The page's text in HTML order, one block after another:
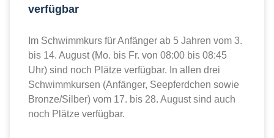
verfügbar
Im Schwimmkurs für Anfänger ab 5 Jahren vom 3.
bis 14. August (Mo. bis Fr. von 08:00 bis 08:45
Uhr) sind noch Plätze verfügbar. In allen drei
Schwimmkursen (Anfänger, Seepferdchen sowie
Bronze/Silber) vom 17. bis 28. August sind auch
noch Plätze verfügbar.